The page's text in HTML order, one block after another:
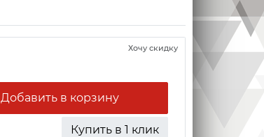
Добавить в корзину
Купить в 1 клик
Хочу скидку